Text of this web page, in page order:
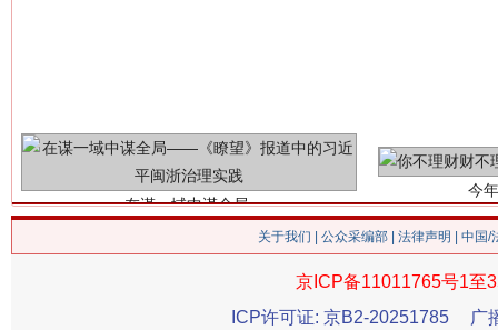
关于我们 公众采编部 法律声明 | 中国
京ICP备11011765号1至
ICP许可证: 京B2-20251785
广